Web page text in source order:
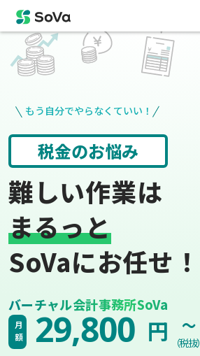
もう自分でやらなくていい！
役所手続き
難しい作業は
まるっと
SoVaにお任せ！
バーチャル会計事務所SoVa
月額 29,800 円 ~
（税抜）